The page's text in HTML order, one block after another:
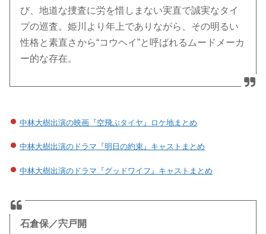
び、地道な捜査に労を惜しまない実直で誠実なタイ
プの巡査。姫川より年上でありながら、その明るい
性格と素直さから“コウヘイ”と呼ばれるムードメーカ
ー的な存在。
中林大樹出演の映画『空飛ぶタイヤ』ロケ地まとめ
中林大樹出演のドラマ『明日の約束』キャストまとめ
中林大樹出演のドラマ『グッドワイフ』キャストまとめ
石倉保／宍戸開